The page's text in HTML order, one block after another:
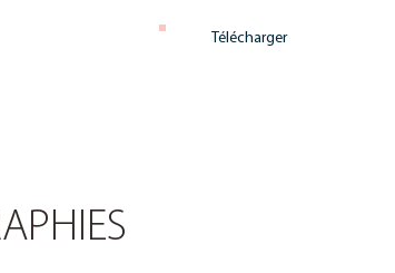
Télécharger